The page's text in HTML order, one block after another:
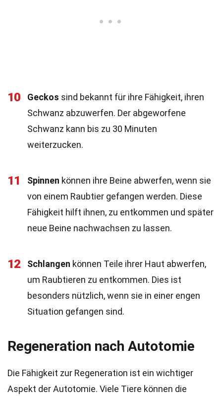
10 Geckos sind bekannt für ihre Fähigkeit, ihren
Schwanz abzuwerfen. Der abgeworfene
Schwanz kann bis zu 30 Minuten
weiterzucken.
11 Spinnen können ihre Beine abwerfen, wenn sie
von einem Raubtier gefangen werden. Diese
Fähigkeit hilft ihnen, zu entkommen und später
neue Beine nachwachsen zu lassen.
12 Schlangen können Teile ihrer Haut abwerfen,
um Raubtieren zu entkommen. Dies ist
besonders nützlich, wenn sie in einer engen
Situation gefangen sind.
Regeneration nach Autotomie
Die Fähigkeit zur Regeneration ist ein wichtiger
Aspekt der Autotomie. Viele Tiere können die